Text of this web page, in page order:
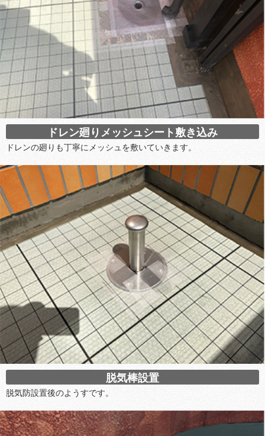
ドレン廻りメッシュシート敷き込み
ドレンの廻りも丁寧にメッシュを敷いていきます。
脱気棒設置
脱気防設置後のようすです。